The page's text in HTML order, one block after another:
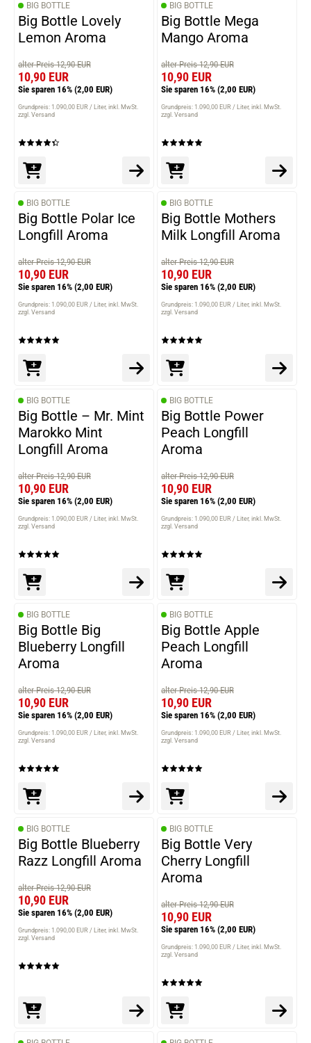
BIG BOTTLE
Big Bottle Lovely
Lemon Aroma
alter Preis 12,90 EUR
10,90 EUR
Sie sparen 16% (2,00 EUR)
Grundpreis: 1.090,00 EUR / Liter inkl. MwSt.
zzgl. Versand
BIG BOTTLE
Big Bottle Mega
Mango Aroma
alter Preis 12,90 EUR
10,90 EUR
Sie sparen 16% (2,00 EUR)
Grundpreis: 1.090,00 EUR / Liter inkl. MwSt.
zzgl. Versand
BIG BOTTLE
Big Bottle Polar Ice
Longfill Aroma
alter Preis 12,90 EUR
10,90 EUR
Sie sparen 16% (2,00 EUR)
Grundpreis: 1.090,00 EUR / Liter inkl. MwSt.
zzgl. Versand
BIG BOTTLE
Big Bottle Mothers
Milk Longfill Aroma
alter Preis 12,90 EUR
10,90 EUR
Sie sparen 16% (2,00 EUR)
Grundpreis: 1.090,00 EUR / Liter inkl. MwSt.
zzgl. Versand
BIG BOTTLE
Big Bottle – Mr. Mint
Marokko Mint
Longfill Aroma
alter Preis 12,90 EUR
10,90 EUR
Sie sparen 16% (2,00 EUR)
Grundpreis: 1.090,00 EUR / Liter inkl. MwSt.
zzgl. Versand
BIG BOTTLE
Big Bottle Power
Peach Longfill
Aroma
alter Preis 12,90 EUR
10,90 EUR
Sie sparen 16% (2,00 EUR)
Grundpreis: 1.090,00 EUR / Liter inkl. MwSt.
zzgl. Versand
BIG BOTTLE
Big Bottle Big
Blueberry Longfill
Aroma
alter Preis 12,90 EUR
10,90 EUR
Sie sparen 16% (2,00 EUR)
Grundpreis: 1.090,00 EUR / Liter inkl. MwSt.
zzgl. Versand
BIG BOTTLE
Big Bottle Apple
Peach Longfill
Aroma
alter Preis 12,90 EUR
10,90 EUR
Sie sparen 16% (2,00 EUR)
Grundpreis: 1.090,00 EUR / Liter inkl. MwSt.
zzgl. Versand
BIG BOTTLE
Big Bottle Blueberry
Razz Longfill Aroma
alter Preis 12,90 EUR
10,90 EUR
Sie sparen 16% (2,00 EUR)
Grundpreis: 1.090,00 EUR / Liter inkl. MwSt.
zzgl. Versand
BIG BOTTLE
Big Bottle Very
Cherry Longfill
Aroma
alter Preis 12,90 EUR
10,90 EUR
Sie sparen 16% (2,00 EUR)
Grundpreis: 1.090,00 EUR / Liter inkl. MwSt.
zzgl. Versand